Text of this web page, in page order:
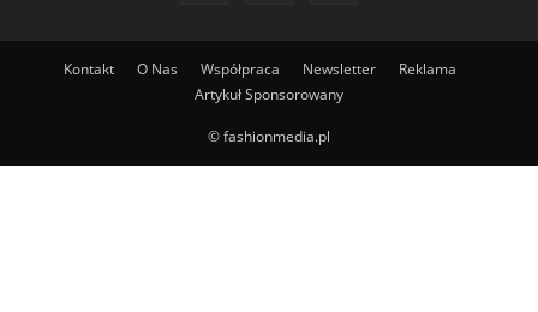
Kontakt O Nas Współpraca Newsletter
Reklama
Artykuł Sponsorowany
© fashionmedia.pl